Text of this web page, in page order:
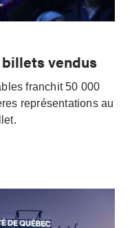
billets vendus
franchit 50 000
représentations au